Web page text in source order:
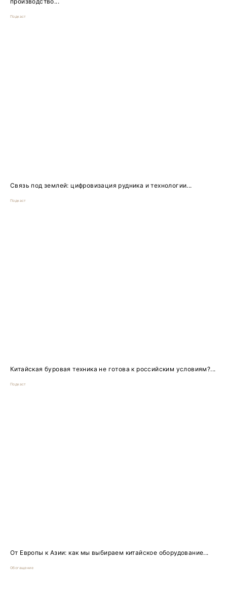
Подкаст
Связь под землей: цифровизация рудника и технологии...
Подкаст
Китайская буровая техника не готова к российским условиям?...
Подкаст
От Европы к Азии: как мы выбираем китайское оборудование...
Обогащение